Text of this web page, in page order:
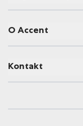
O Accent
Kontakt